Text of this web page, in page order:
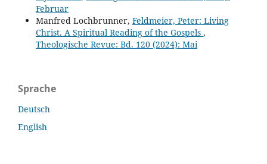
Februar
Manfred Lochbrunner, Feldmeier, Peter: Living
Christ. A Spiritual Reading of the Gospels ,
Theologische Revue: Bd. 120 (2024): Mai
Sprache
Deutsch
English